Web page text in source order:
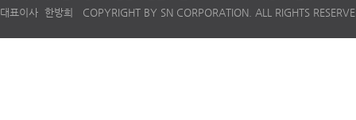
대표이사 한방희 COPYRIGHT BY SN CORPORATION. ALL RIGHTS